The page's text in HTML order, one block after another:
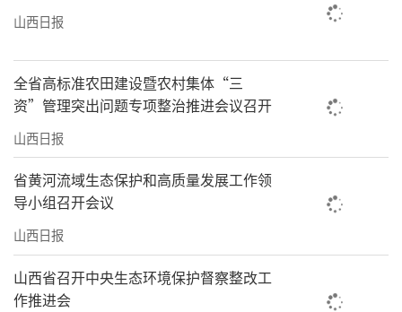
山西日报
全省高标准农田建设暨农村集体“三
资”管理突出问题专项整治推进会议召开
山西日报
省黄河流域生态保护和高质量发展工作领
导小组召开会议
山西日报
山西省召开中央生态环境保护督察整改工
作推进会